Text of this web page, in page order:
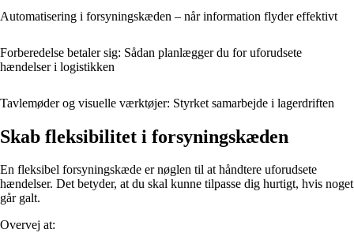
Automatisering i forsyningskæden – når information flyder effektivt
Forberedelse betaler sig: Sådan planlægger du for uforudsete
hændelser i logistikken
Tavlemøder og visuelle værktøjer: Styrket samarbejde i lagerdriften
Skab fleksibilitet i forsyningskæden
En fleksibel forsyningskæde er nøglen til at håndtere uforudsete
hændelser. Det betyder, at du skal kunne tilpasse dig hurtigt, hvis noget
går galt.
Overvej at: